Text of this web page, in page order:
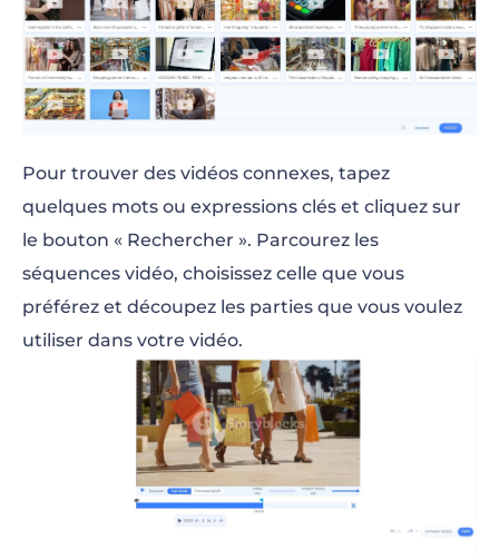
Pour trouver des vidéos connexes, tapez
quelques mots ou expressions clés et cliquez sur
le bouton « Rechercher ». Parcourez les
séquences vidéo, choisissez celle que vous
préférez et découpez les parties que vous voulez
utiliser dans votre vidéo.